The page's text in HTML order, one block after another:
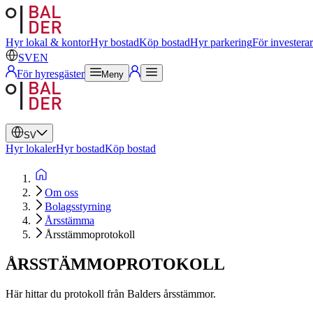
Hyr lokal & kontorHyr bostadKöp bostadHyr parkeringFör
SVEN
För hyresgäster
Meny
SV
Svenska
Engelska
Hyr lokalerHyr bostadKöp bostad
Om oss
Bolagsstyrning
Årsstämma
Årsstämmoprotokoll
ÅRSSTÄMMOPROTOKOLL
Här hittar du protokoll från Balders årsstämmor.